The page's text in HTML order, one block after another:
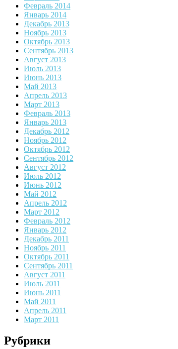
Февраль 2014
Январь 2014
Декабрь 2013
Ноябрь 2013
Октябрь 2013
Сентябрь 2013
Август 2013
Июль 2013
Июнь 2013
Май 2013
Апрель 2013
Март 2013
Февраль 2013
Январь 2013
Декабрь 2012
Ноябрь 2012
Октябрь 2012
Сентябрь 2012
Август 2012
Июль 2012
Июнь 2012
Май 2012
Апрель 2012
Март 2012
Февраль 2012
Январь 2012
Декабрь 2011
Ноябрь 2011
Октябрь 2011
Сентябрь 2011
Август 2011
Июль 2011
Июнь 2011
Май 2011
Апрель 2011
Март 2011
Рубрики